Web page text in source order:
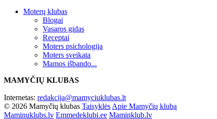
Moterų klubas
Blogai
Vasaros gidas
Receptai
Moters psichologija
Moters sveikata
Mamos išbando...
MAMYČIŲ KLUBAS
Internetas: redakcija@mamyciuklubas.lt
© 2026 Mamyčių klubas Taisyklės Apie Mamyčių klubą
Maminuklubs.lv Emmedeklubi.ee Maminklub.lv